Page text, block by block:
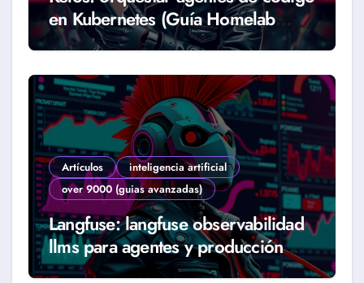
en Kubernetes (Guía Homelab
2026)
Artículos
inteligencia artificial
over 9000 (guias avanzadas)
Langfuse: langfuse observabilidad
llms para agentes y producción
real (Guía 2026)